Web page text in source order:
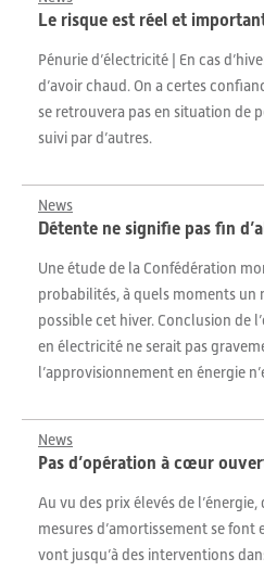
Le risque est réel et
Pénurie d’électricité | En cas
d’avoir chaud. On a certes
se retrouvera pas en situation de
suivi par d’autres.
News
Détente ne signifie pas fin
Une étude de la Confédération
probabilités, à quels moments un
possible cet hiver. Conclusion de
en électricité ne serait pas
l’approvisionnement en énergie
News
Pas d’opération à cœur
Au vu des prix élevés de
mesures d’amortissement se
vont jusqu’à des interventions